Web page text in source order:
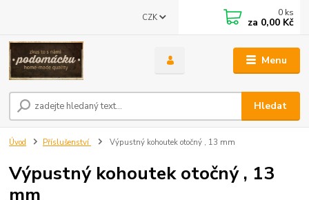
Menu
CZK
Hledat
0 ks
za 0,00 Kč
Úvod Příslušenství Výpustný kohoutek otočný , 13 mm
Výpustný kohoutek otočný , 13
mm